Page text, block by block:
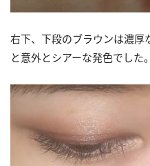
右下、下段のブラウンは濃厚
と意外とシアーな発色でした。